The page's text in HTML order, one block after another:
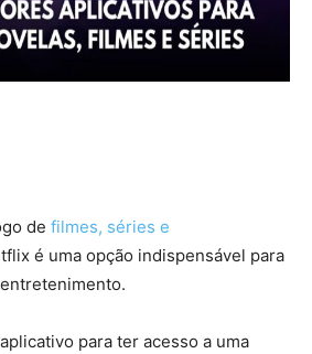
de filmes, séries e
é uma opção indispensável para
para ter acesso a uma